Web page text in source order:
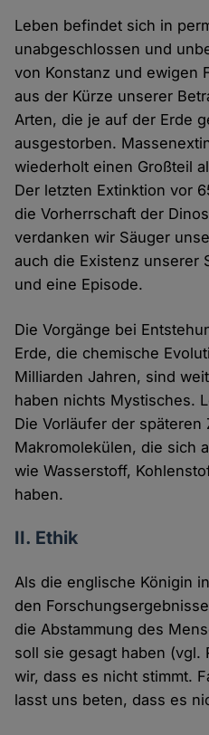
Leben befindet sich in
unabgeschlossen und
von Konstanz und ewigen
aus der Kürze unserer
Arten, die je auf der Erde
ausgestorben.
wiederholt einen Großteil
Der letzten Extinktion vor
die Vorherrschaft der
verdanken wir Säuger
auch die Existenz unserer
und eine Episode.
Die Vorgänge bei
Erde, die chemische
Milliarden Jahren, sind
haben nichts Mystisches.
Die Vorläufer der späteren
Makromolekülen, die sich
wie Wasserstoff,
haben.
II. Ethik
Als die englische Königin
den
die Abstammung des
soll sie gesagt haben (vgl.
wir, dass es nicht stimmt.
lasst uns beten, dass es